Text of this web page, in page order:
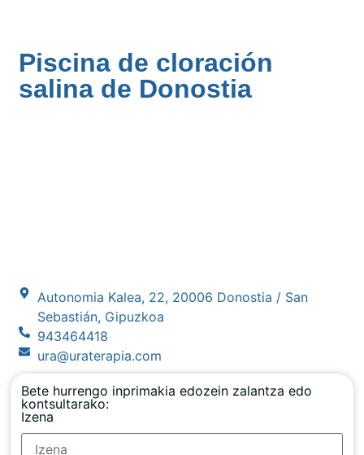
Piscina de cloración
salina de Donostia
Autonomia Kalea, 22, 20006 Donostia / San
Sebastián, Gipuzkoa
943464418
ura@uraterapia.com
Bete hurrengo inprimakia edozein zalantza edo
kontsultarako:
Izena